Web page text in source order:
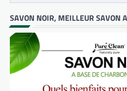
SAVON NOIR, MEILLEUR SAVON